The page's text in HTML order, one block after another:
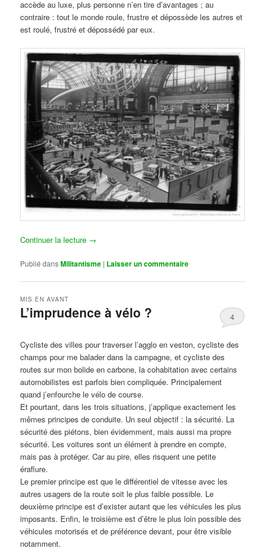
accède au luxe, plus personne n’en tire d’avantages ; au
contraire : tout le monde roule, frustre et dépossède les autres et
est roulé, frustré et dépossédé par eux.
Continuer la lecture →
Publié dansMilitantisme | Laisser un commentaire
L’imprudence à vélo ?
MIS EN AVANT
4
Cycliste des villes pour traverser l’agglo en veston, cycliste des
champs pour me balader dans la campagne, et cycliste des
routes sur mon bolide en carbone, la cohabitation avec certains
automobilistes est parfois bien compliquée. Principalement
quand j’enfourche le vélo de course.
Et pourtant, dans les trois situations, j’applique exactement les
mêmes principes de conduite. Un seul objectif : la sécurité. La
sécurité des piétons, bien évidemment, mais aussi ma propre
sécurité. Les voitures sont un élément à prendre en compte,
mais pas à protéger. Car au pire, elles risquent une petite
éraflure.
Le premier principe est que le différentiel de vitesse avec les
autres usagers de la route soit le plus faible possible. Le
deuxième principe est d’exister autant que les véhicules les plus
imposants. Enfin, le troisième est d’être le plus loin possible des
véhicules motorisés et de préférence devant, pour être visible
notamment.